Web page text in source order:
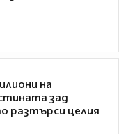
на
зад
разтърси целия